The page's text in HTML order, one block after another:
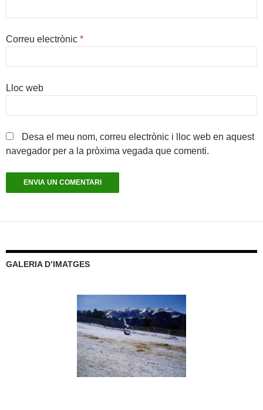
Correu electrònic *
Lloc web
Desa el meu nom, correu electrònic i lloc web en aquest
navegador per a la pròxima vegada que comenti.
GALERIA D’IMATGES